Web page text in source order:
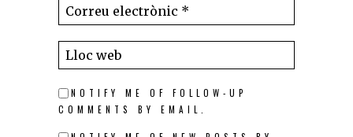
NOTIFY ME OF FOLLOW-UP
COMMENTS BY EMAIL.